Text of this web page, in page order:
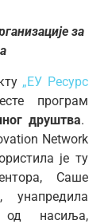
за
„ЕУ Ресурс
програм
друштва.
Network
је ту
Саше
унапредила
од насиља,